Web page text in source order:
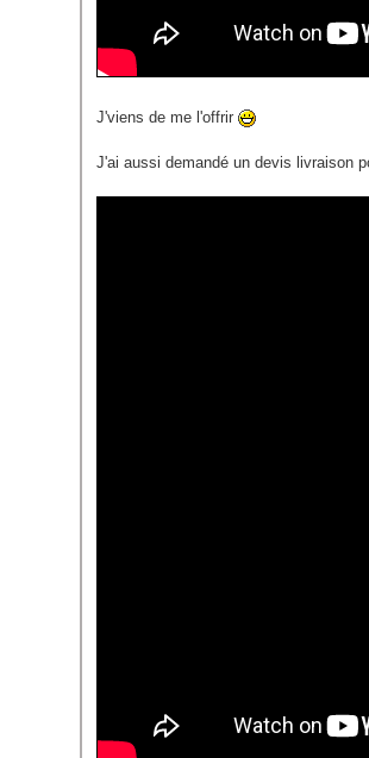
J'viens de me l'offrir
J'ai aussi demandé un devis livraison